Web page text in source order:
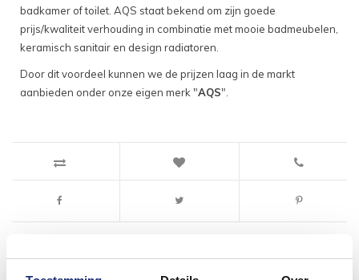
badkamer of toilet. AQS staat bekend om zijn goede
prijs/kwaliteit verhouding in combinatie met mooie badmeubelen,
keramisch sanitair en design radiatoren.
Door dit voordeel kunnen we de prijzen laag in de markt
aanbieden onder onze eigen merk "AQS".